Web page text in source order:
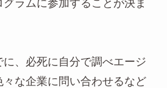
ラムに参加することが決ま
、必死に自分で調べエージ
々な企業に問い合わせるなど